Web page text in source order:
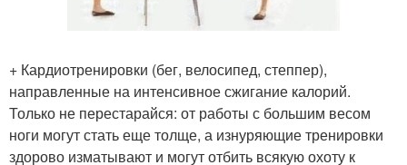
+ Кардиотренировки (бег, велосипед, степпер),
направленные на интенсивное сжигание калорий.
Только не перестарайся: от работы с большим весом
ноги могут стать еще толще, а изнуряющие тренировки
здорово изматывают и могут отбить всякую охоту к